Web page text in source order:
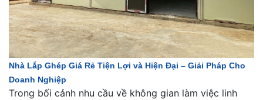
Nhà Lắp Ghép Giá Rẻ Tiện Lợi và Hiện Đại – Giải Pháp Cho
Doanh Nghiệp
Trong bối cảnh nhu cầu về không gian làm việc linh